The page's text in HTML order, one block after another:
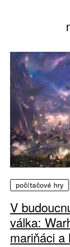
počítačové hry
V
válka:
mariňáci